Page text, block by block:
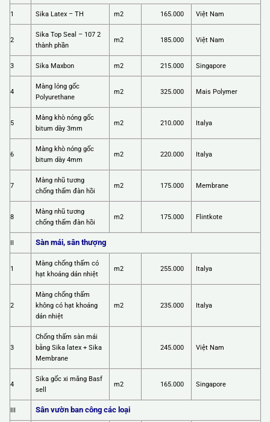
1 Sika Latex – TH m2 165.000 Việt Nam
2
Sika Top Seal – 107 2
thành phần
m2 185.000 Việt Nam
3 Sika Maxbon m2 215.000 Singapore
4
Màng lỏng gốc
Polyurethane
m2 325.000 Mais Polymer
5
Màng khò nóng gốc
bitum dày 3mm
m2 210.000 Italya
6
Màng khò nóng gốc
bitum dày 4mm
m2 220.000 Italya
7
Màng nhũ tương
chống thấm đàn hồi
m2 175.000 Membrane
8
Màng nhũ tương
chống thấm đàn hồi
m2 175.000 Flintkote
Sàn mái, sân thượng
1
Màng chống thấm có
hạt khoáng dán nhiệt
m2 255.000 Italya
2
Màng chống thấm
không có hạt khoáng
dán nhiệt
m2 235.000 Italya
3
Chống thấm sàn mái
bằng Sika latex + Sika
Membrane
245.000 Việt Nam
4
Sika gốc xi măng Basf
sell
m2 165.000 Singapore
Sân vườn ban công các loại